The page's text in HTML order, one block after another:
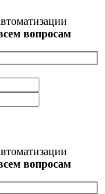
вопросам
вопросам